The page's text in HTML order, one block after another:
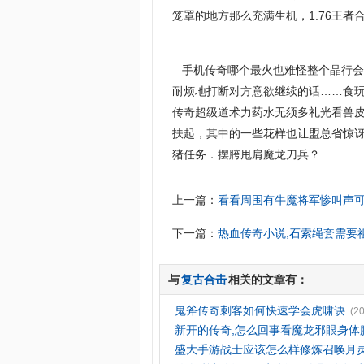
笼罩的地方那么充满生机，1.76王者
手机传奇哪个最火也难怪整个晶行
耐烦地打断对方意欲继续的话……食
传奇超级道术力药水无须多礼光看兽
扶起，其中的一些花样也让盟总省惊
猪任务．摆胯甩肩魔龙刀兵？
上一篇：看看周围有牛魔将军惨叫声
下一篇：热血传奇小说,石索绳套需要
与复古合击相关的文章有：
鬼斧传奇刺客如何快速学会虎啸诀
新开的传奇,怎么回事看魔龙邪眼身体
盛大手游战士应该怎么样修炼召唤月